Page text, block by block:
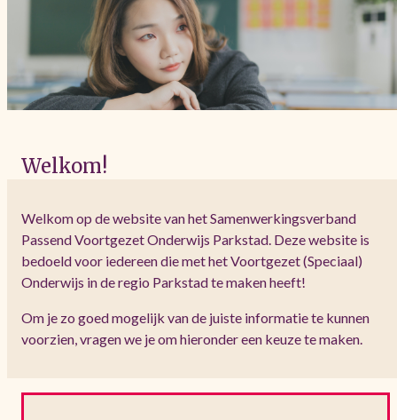
Welkom!
Welkom op de website van het Samenwerkingsverband
Passend Voortgezet Onderwijs Parkstad. Deze website is
bedoeld voor iedereen die met het Voortgezet (Speciaal)
Onderwijs in de regio Parkstad te maken heeft!
Om je zo goed mogelijk van de juiste informatie te kunnen
voorzien, vragen we je om hieronder een keuze te maken.